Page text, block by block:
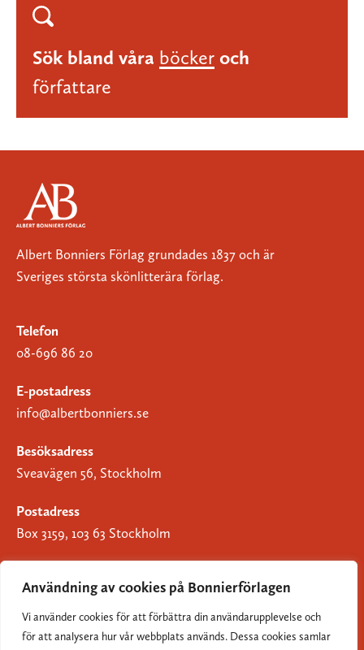
Användning av cookies på Bonnierförlagen
Vi använder cookies för att förbättra din användarupplevelse och
för att analysera hur vår webbplats används. Dessa cookies samlar
Sök bland våra böcker och
författare
Albert Bonniers Förlag grundades 1837 och är
Sveriges största skönlitterära förlag.
Telefon
08-696 86 20
E-postadress
info@albertbonniers.se
Besöksadress
Sveavägen 56, Stockholm
Postadress
Box 3159, 103 63 Stockholm
Om Bonnierförlagen